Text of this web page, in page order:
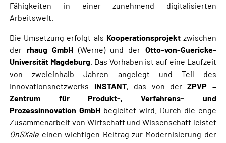
Fähigkeiten in einer zunehmend digitalisierten
Arbeitswelt.
Die Umsetzung erfolgt als Kooperationsprojektzwischen
der rhaug GmbH (Werne) und der Otto-von-Guericke-
Universität Magdeburg . Das Vorhaben ist auf eine Laufzeit
von zweieinhalb Jahren angelegt und Teil des
Innovationsnetzwerks INSTANT, das von derZPVP –
Zentrum für Produkt-, Verfahrens- und
Prozessinnovation GmbH begleitet wird. Durch die enge
Zusammenarbeit von Wirtschaft und Wissenschaft leistet
OnSXale einen wichtigen Beitrag zur Modernisierung der